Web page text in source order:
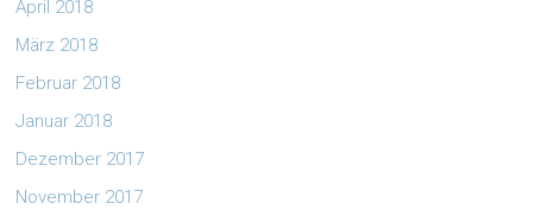
April 2018
März 2018
Februar 2018
Januar 2018
Dezember 2017
November 2017